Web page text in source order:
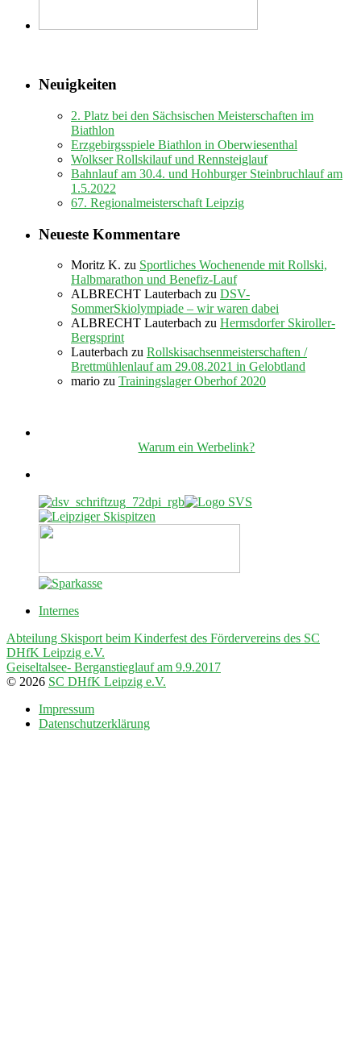
Neuigkeiten
2. Platz bei den Sächsischen Meisterschaften im
Biathlon
Erzgebirgsspiele Biathlon in Oberwiesenthal
Wolkser Rollskilauf und Rennsteiglauf
Bahnlauf am 30.4. und Hohburger Steinbruchlauf am
1.5.2022
67. Regionalmeisterschaft Leipzig
Neueste Kommentare
Moritz K. zu Sportliches Wochenende mit Rollski,
Halbmarathon und Benefiz-Lauf
ALBRECHT Lauterbach zu DSV-
SommerSkiolympiade – wir waren dabei
ALBRECHT Lauterbach zu Hermsdorfer Skiroller-
Bergsprint
Lauterbach zu Rollskisachsenmeisterschaften /
Brettmühlenlauf am 29.08.2021 in Gelobtland
mario zu Trainingslager Oberhof 2020
Warum ein Werbelink?
Internes
Abteilung Skisport beim Kinderfest des Fördervereins des SC
DHfK Leipzig e.V.
Geiseltalsee- Berganstieglauf am 9.9.2017
© 2026 SC DHfK Leipzig e.V.
Impressum
Datenschutzerklärung